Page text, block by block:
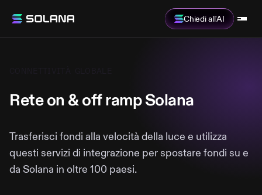
Chiedi all'AI
Rete on & off ramp Solana
Trasferisci fondi alla velocità della luce e utilizza
questi servizi di integrazione per spostare fondi su e
da Solana in oltre 100 paesi.